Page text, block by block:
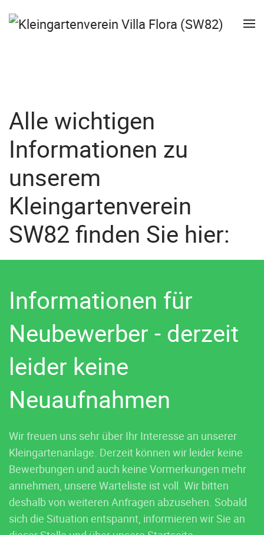
Alle wichtigen
Informationen zu
unserem
Kleingartenverein
SW82 finden Sie hier:
Informationen für
Neubewerber - derzeit
leider keine
Neuaufnahmen
Wir freuen uns sehr über Ihr Interesse an unserer
Kleingartenanlage. Derzeit können wir leider keine
Bewerbungen und auch keine Vormerkungen mehr
annehmen, unsere Warteliste ist voll. Wir bitten
deshalb von weiteren Anfragen abzusehen. Sobald
sich die Situation entspannt, informieren wir Sie an